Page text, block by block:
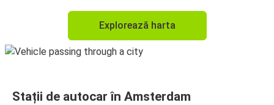
Amsterdam
Düsseldorf
Berlin
Explorează harta
Stații de autocar în Amsterdam